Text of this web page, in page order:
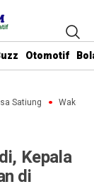
Otomotif
Satiung Waket
Kepala
di